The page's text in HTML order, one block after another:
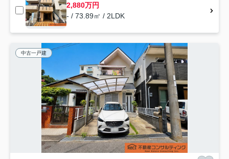
2,880万円
- / 73.89㎡ / 2LDK
中古一戸建